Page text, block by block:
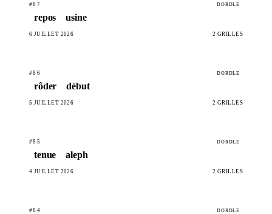
#87 DORDLE
repos usine
6 JUILLET 2026 2 GRILLES
#86 DORDLE
rôder début
5 JUILLET 2026 2 GRILLES
#85 DORDLE
tenue aleph
4 JUILLET 2026 2 GRILLES
#84 DORDLE